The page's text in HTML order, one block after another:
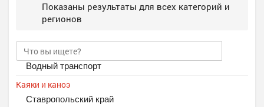
Показаны результаты для всех категорий и
регионов
Водный транспорт
Каяки и каноэ
Ставропольский край